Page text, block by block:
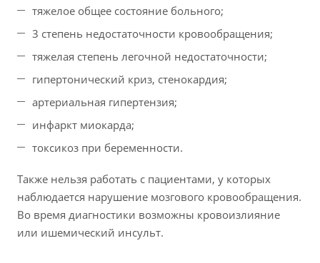
тяжелое общее состояние больного;
3 степень недостаточности кровообращения;
тяжелая степень легочной недостаточности;
гипертонический криз, стенокардия;
артериальная гипертензия;
инфаркт миокарда;
токсикоз при беременности.
Также нельзя работать с пациентами, у которых
наблюдается нарушение мозгового кровообращения.
Во время диагностики возможны кровоизлияние
или ишемический инсульт.